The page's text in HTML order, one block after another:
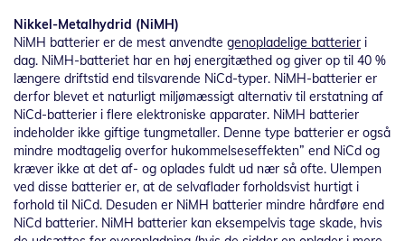
Nikkel-Metalhydrid (NiMH)
NiMH batterier er de mest anvendte genopladelige batterier i
dag. NiMH-batteriet har en høj energitæthed og giver op til 40 %
længere driftstid end tilsvarende NiCd-typer. NiMH-batterier er
derfor blevet et naturligt miljømæssigt alternativ til erstatning af
NiCd-batterier i flere elektroniske apparater. NiMH batterier
indeholder ikke giftige tungmetaller. Denne type batterier er også
mindre modtagelig overfor hukommelseseffekten” end NiCd og
kræver ikke at det af- og oplades fuldt ud nær så ofte. Ulempen
ved disse batterier er, at de selvaflader forholdsvist hurtigt i
forhold til NiCd. Desuden er NiMH batterier mindre hårdføre end
NiCd batterier. NiMH batterier kan eksempelvis tage skade, hvis